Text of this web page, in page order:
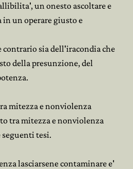
un onesto ascoltare e
in un operare giusto e
contrario sia dell'iracondia che
della presunzione, del
mitezza e nonviolenza
tra mitezza e nonviolenza
tesi.
lasciarsene contaminare e'